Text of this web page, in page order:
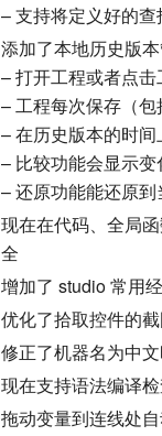
– 支持将定义好的
添加了本地历史版
– 打开工程或者点
– 工程每次保存（
– 在历史版本的时
– 比较功能会显示
– 还原功能能还原
现在在代码、全局
全
增加了 studio 常用
优化了拾取控件的
修正了机器名为中
现在支持语法编译
拖动变量到连线处